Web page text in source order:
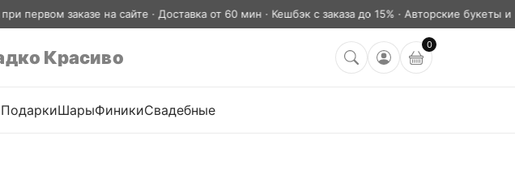
заказе на сайте · Доставка от 60 мин · Кешбэк с заказа до 15% · Авторские букеты и
Красиво
0
ПодаркиШарыФиникиСвадебные